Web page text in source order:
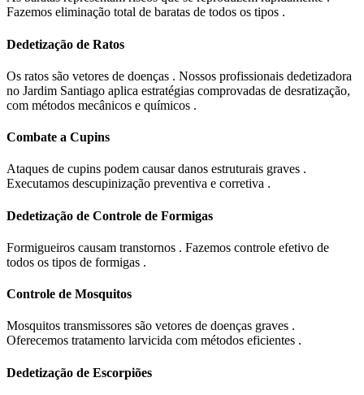
Fazemos eliminação total de baratas de todos os tipos .
Dedetização de Ratos
Os ratos são vetores de doenças . Nossos profissionais dedetizadora
no Jardim Santiago aplica estratégias comprovadas de desratização,
com métodos mecânicos e químicos .
Combate a Cupins
Ataques de cupins podem causar danos estruturais graves .
Executamos descupinização preventiva e corretiva .
Dedetização de Controle de Formigas
Formigueiros causam transtornos . Fazemos controle efetivo de
todos os tipos de formigas .
Controle de Mosquitos
Mosquitos transmissores são vetores de doenças graves .
Oferecemos tratamento larvicida com métodos eficientes .
Dedetização de Escorpiões